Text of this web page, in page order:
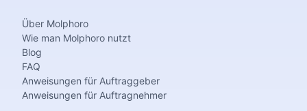
Über Molphoro
Wie man Molphoro nutzt
Blog
FAQ
Anweisungen für Auftraggeber
Anweisungen für Auftragnehmer